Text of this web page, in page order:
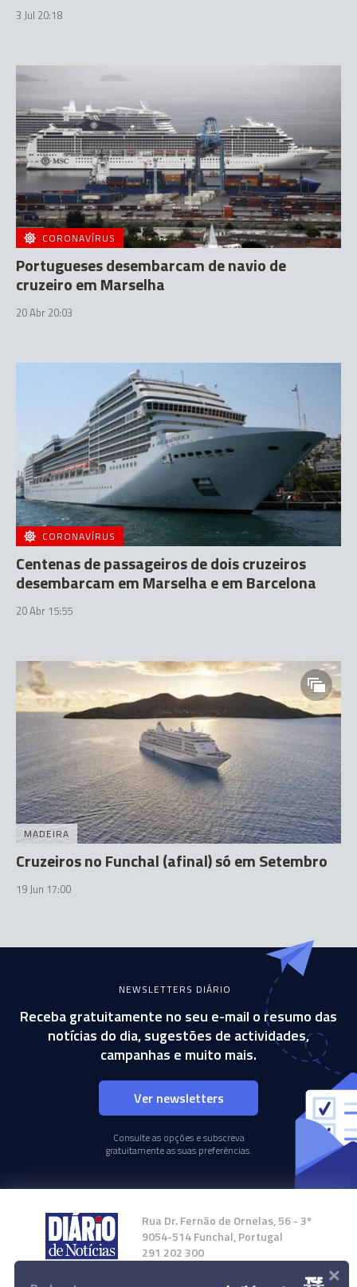
3 Jul 20:18
CORONAVÍRUS
Portugueses desembarcam de navio de
cruzeiro em Marselha
20 Abr 20:03
CORONAVÍRUS
Centenas de passageiros de dois cruzeiros
desembarcam em Marselha e em Barcelona
20 Abr 15:55
MADEIRA
Cruzeiros no Funchal (afinal) só em Setembro
19 Jun 17:00
NEWSLETTERS DIÁRIO
Receba gratuitamente no seu e-mail o resumo das
notícias do dia, sugestões de actividades,
campanhas e muito mais.
Ver newsletters
Consulte as opções e subscreva
gratuitamente as suas preferências.
Rua Dr. Fernão de Ornelas, 56 - 3º
9054-514 Funchal, Portugal
291 202 300
×